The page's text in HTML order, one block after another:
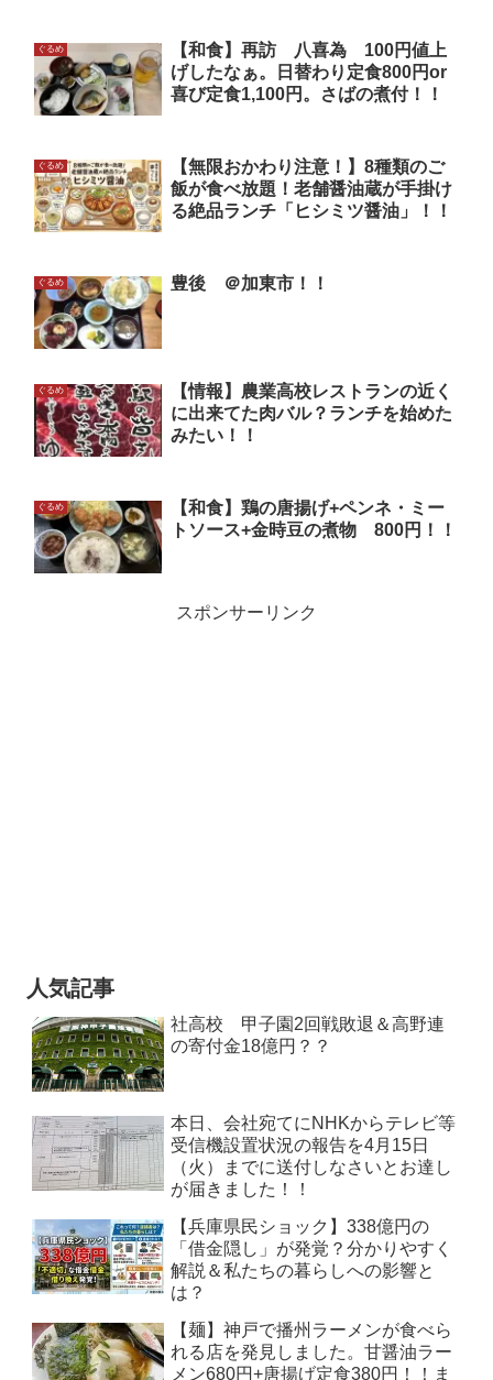
ぐるめ
【和食】再訪 八喜為 100円値上
げしたなぁ。日替わり定食800円or
喜び定食1,100円。さばの煮付！！
ぐるめ
【無限おかわり注意！】8種類のご
飯が食べ放題！老舗醤油蔵が手掛け
る絶品ランチ「ヒシミツ醤油」！！
ぐるめ 豊後 ＠加東市！！
ぐるめ
【情報】農業高校レストランの近く
に出来てた肉バル？ランチを始めた
みたい！！
ぐるめ
【和食】鶏の唐揚げ+ペンネ・ミー
トソース+金時豆の煮物 800円！！
スポンサーリンク
人気記事
社高校 甲子園2回戦敗退＆高野連
の寄付金18億円？？
本日、会社宛てにNHKからテレビ等
受信機設置状況の報告を4月15日
（火）までに送付しなさいとお達し
が届きました！！
【兵庫県民ショック】338億円の
「借金隠し」が発覚？分かりやすく
解説＆私たちの暮らしへの影響と
は？
【麺】神戸で播州ラーメンが食べら
れる店を発見しました。甘醤油ラー
メン680円+唐揚げ定食380円！！ま